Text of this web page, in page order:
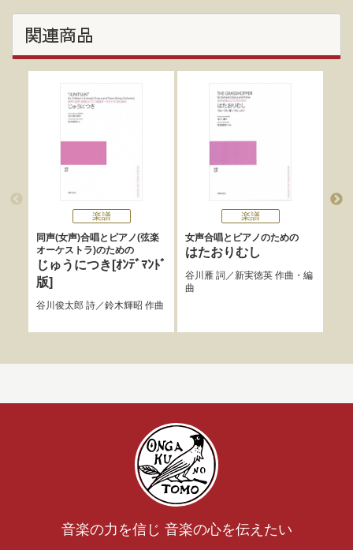
関連商品
楽譜
同声(女声)合唱とピアノ(弦楽
オーケストラ)のための
じゅうにつき[ｵﾝﾃﾞﾏﾝﾄﾞ
版]
谷川俊太郎詩／鈴木輝昭 作曲
楽譜
女声合唱とピアノのための
はたおりむし
谷川雁詞／新実徳英作曲・編
曲
音楽の力を信じ 音楽の心を伝えたい